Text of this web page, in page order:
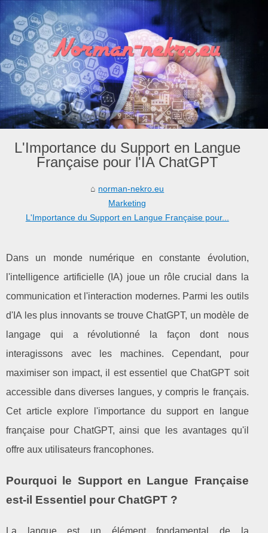
L'Importance du Support en Langue
Française pour l'IA ChatGPT
norman-nekro.eu
Marketing
L'Importance du Support en Langue Française pour...
Dans un monde numérique en constante évolution,
l'intelligence artificielle (IA) joue un rôle crucial dans la
communication et l'interaction modernes. Parmi les outils
d'IA les plus innovants se trouve ChatGPT, un modèle de
langage qui a révolutionné la façon dont nous
interagissons avec les machines. Cependant, pour
maximiser son impact, il est essentiel que ChatGPT soit
accessible dans diverses langues, y compris le français.
Cet article explore l'importance du support en langue
française pour ChatGPT, ainsi que les avantages qu'il
offre aux utilisateurs francophones.
Pourquoi le Support en Langue Française
est-il Essentiel pour ChatGPT ?
La langue est un élément fondamental de la